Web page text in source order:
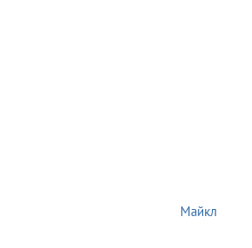
Майкл